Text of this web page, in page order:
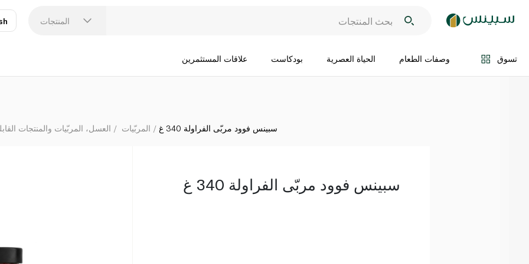
المنتجات
تسوق وصفات الطعام الحياة العصرية بودكاست علاقات المستثمرين
اضف الى السلة
العسل، المربّيات والمنتجات المربّيات سبينس فوود مربّى الفراولة 340 غ
سبينس فوود مربّى الفراولة 340 غ